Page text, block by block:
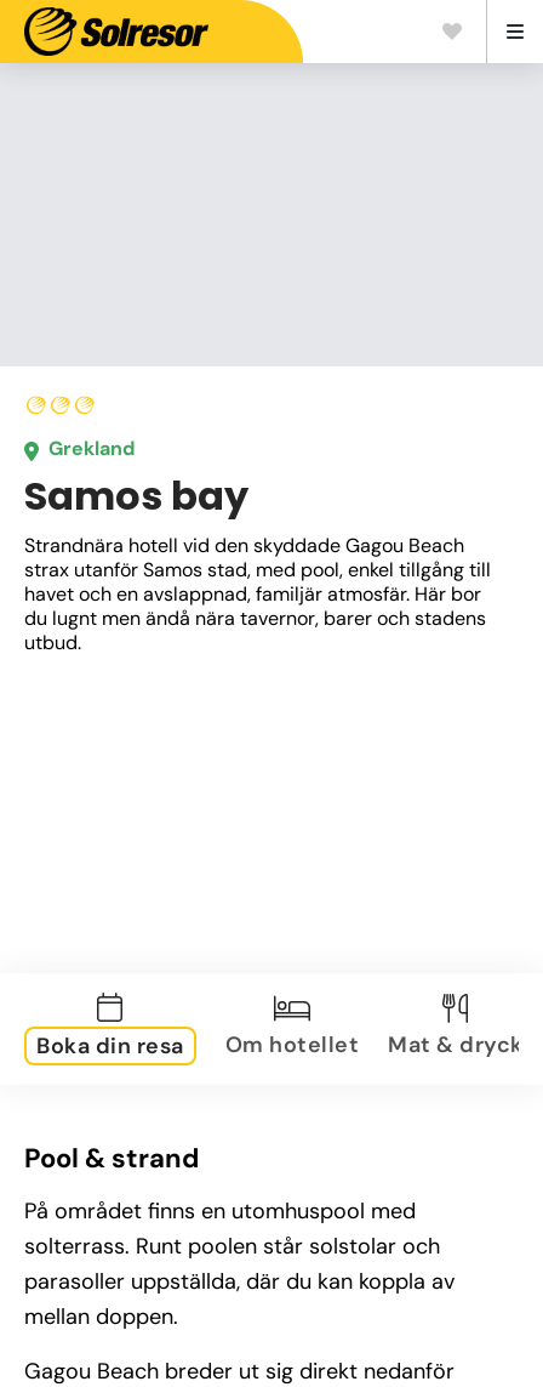
Grekland
Samos bay
Strandnära hotell vid den skyddade Gagou Beach
strax utanför Samos stad, med pool, enkel tillgång till
havet och en avslappnad, familjär atmosfär. Här bor
du lugnt men ändå nära tavernor, barer och stadens
utbud.
Boka din resa Om hotellet Mat & dryck
Pool & strand
På området finns en utomhuspool med
solterrass. Runt poolen står solstolar och
parasoller uppställda, där du kan koppla av
mellan doppen.
Gagou Beach breder ut sig direkt nedanför